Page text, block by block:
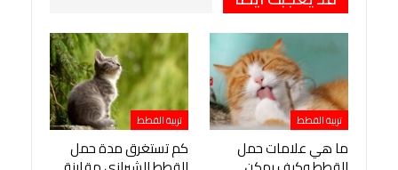
تربية القطط
ما هي علامات حمل
تربية القطط
كم تستغرق مدة حمل